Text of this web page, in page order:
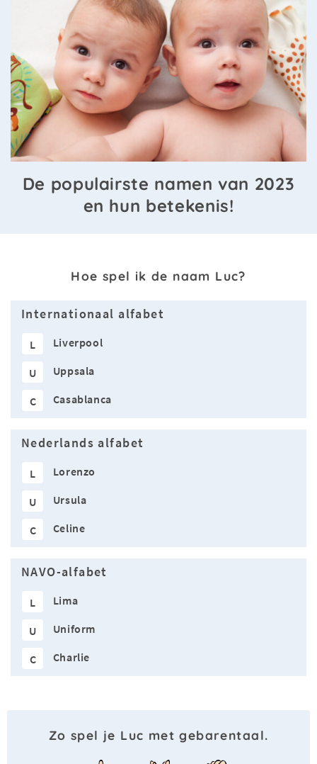
De populairste namen van 2023
en hun betekenis!
Hoe spel ik de naam Luc?
Internationaal alfabet
L Liverpool
U Uppsala
C Casablanca
Nederlands alfabet
L Lorenzo
U Ursula
C Celine
NAVO-alfabet
L Lima
U Uniform
C Charlie
Zo spel je Luc met gebarentaal.